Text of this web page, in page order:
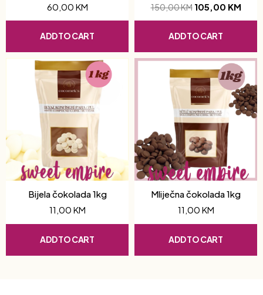
60,00 KM
ADD TO CART
150,00KM 105,00 KM
ADD TO CART
Bijela čokolada 1kg
11,00 KM
ADD TO CART
Mliječna čokolada 1kg
11,00 KM
ADD TO CART